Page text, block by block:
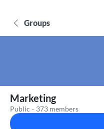
Groups
Marketing
Public · 373 members